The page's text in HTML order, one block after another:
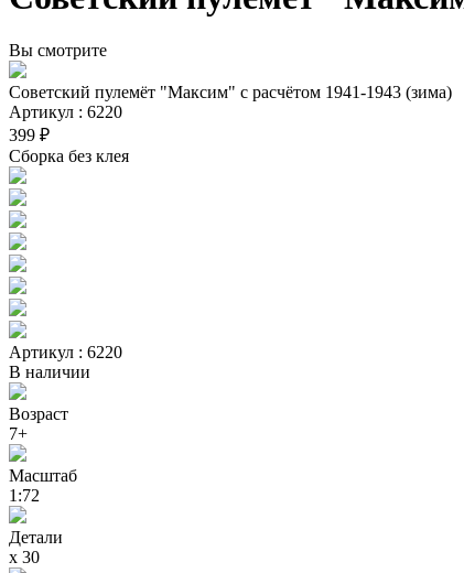
Вы смотрите
Советский пулемёт "Максим" с расчётом 1941-1943 (зима)
Артикул : 6220
399 ₽
Сборка без клея
Артикул : 6220
В наличии
Возраст
7+
Масштаб
1:72
Детали
х 30